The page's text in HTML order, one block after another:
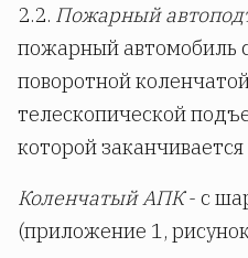
2.2. Пожарный
пожарный автомобиль
поворотной
телескопической
которой
Коленчатый АПК- с
(приложение 1,